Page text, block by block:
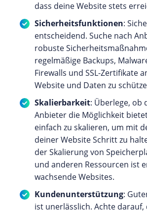
dass deine Website stets
Sicherheitsfunktionen:
entscheidend. Suche nach
robuste
regelmäßige Backups,
Firewalls und SSL-Zertifikate
Website und Daten zu
Skalierbarkeit: Überlege, ob
Anbieter die Möglichkeit
einfach zu skalieren, um mit
deiner Website Schritt zu
der Skalierung von
und anderen Ressourcen ist
wachsende Websites.
Kundenunterstützung:
ist unerlässlich. Achte